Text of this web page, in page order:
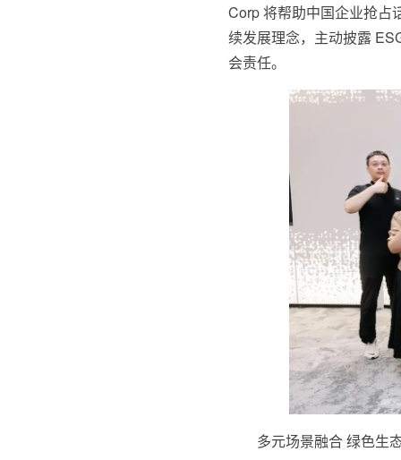
Corp 将帮助中国企业抢占
续发展理念，主动披露
会责任。
多元场景融合 绿色生